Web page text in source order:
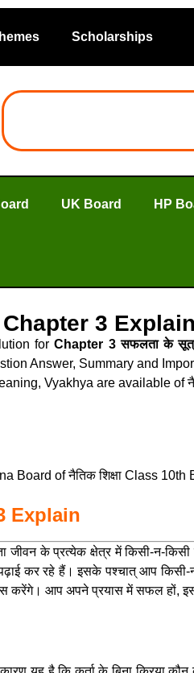
Scholarships
UK Board HP
) Chapter 3
forChapter 3 सफलता के
Answer, Summary and
Vyakhya are available of
of नैतिक शिक्षा Class 10th
Explain
जीवन के प्रत्येक क्षेत्र में किसी-न-
कर रहे हैं। इसके पश्चात् आप
करेंगे। आप अपने प्रयास में सफल हों,